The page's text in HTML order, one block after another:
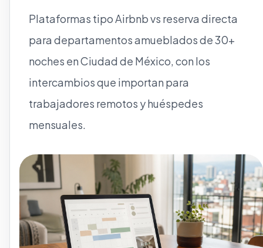
Plataformas tipo Airbnb vs reserva directa
para departamentos amueblados de 30+
noches en Ciudad de México, con los
intercambios que importan para
trabajadores remotos y huéspedes
mensuales.